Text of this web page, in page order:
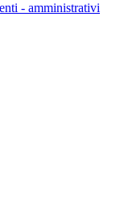
- amministrativi